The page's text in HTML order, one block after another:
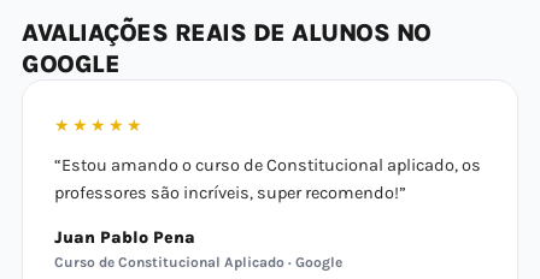
AVALIAÇÕES REAIS DE ALUNOS NO
GOOGLE
★★★★★
“Estou amando o curso de Constitucional aplicado, os
professores são incríveis, super recomendo!”
Juan Pablo Pena
Curso de Constitucional Aplicado · Google